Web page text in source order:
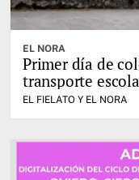
EL NORA
Primer día de
transporte
EL FIELATO Y EL NORA